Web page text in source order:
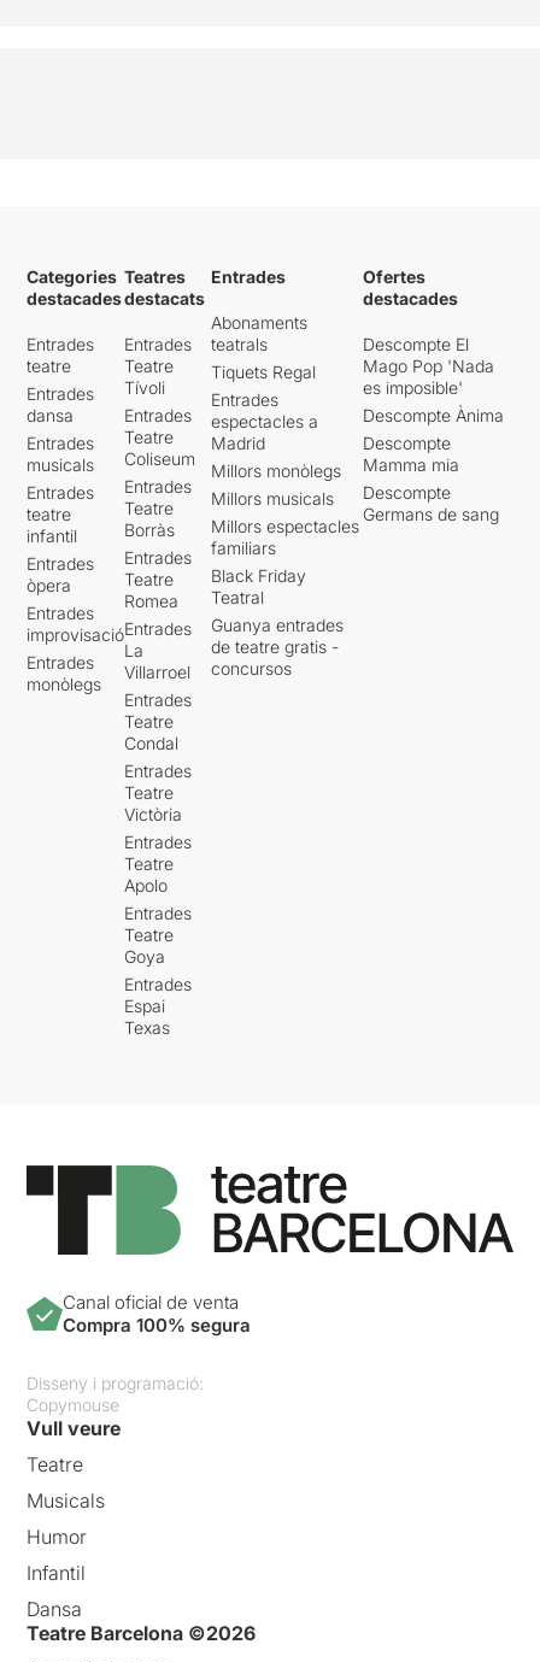
Categories
destacades
Entrades
teatre
Entrades
dansa
Entrades
musicals
Entrades
teatre
infantil
Entrades
òpera
Entrades
improvisació
Entrades
monòlegs
Teatres
destacats
Entrades
Teatre
Tívoli
Entrades
Teatre
Coliseum
Entrades
Teatre
Borràs
Entrades
Teatre
Romea
Entrades
La
Villarroel
Entrades
Teatre
Condal
Entrades
Teatre
Victòria
Entrades
Teatre
Apolo
Entrades
Teatre
Goya
Entrades
Espai
Texas
Entrades
Abonaments
teatrals
Tiquets Regal
Entrades
espectacles a
Madrid
Millors monòlegs
Millors musicals
Millors espectacles
familiars
Black Friday
Teatral
Guanya entrades
de teatre gratis -
concursos
Ofertes
destacades
Descompte El
Mago Pop 'Nada
es imposible'
Descompte Ànima
Descompte
Mamma mia
Descompte
Germans de sang
Canal oficial de venta
Compra 100% segura
Disseny i programació:
Copymouse
Vull veure
Teatre
Musicals
Humor
Infantil
Dansa
Teatre Barcelona ©2026